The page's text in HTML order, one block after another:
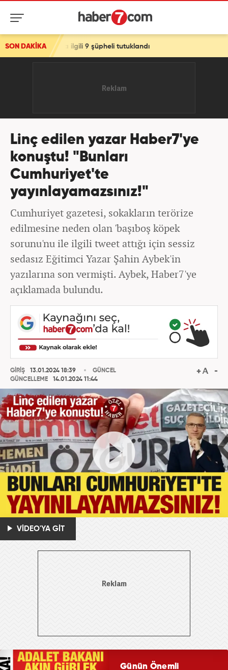
SON DAKİKA
ilgili 9 şüpheli tutuklandı
Linç edilen yazar Haber7'ye
konuştu! "Bunları
Cumhuriyet'te
yayınlayamazsınız!"
Cumhuriyet gazetesi, sokakların terörize
edilmesine neden olan 'başıboş köpek
sorunu'nu ile ilgili tweet attığı için sessiz
sedasız Eğitimci Yazar Şahin Aybek'in
yazılarına son vermişti. Aybek, Haber7'ye
açıklamada bulundu.
GİRİŞ
13.01.2024 18:39
GÜNCELLEME
14.01.2024 11:44
GÜNCEL
VİDEO'YA GİT